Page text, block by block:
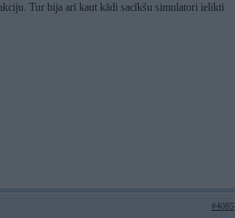
Tur bija arī kaut kādi sacīkšu simulatori ielikti
#4085